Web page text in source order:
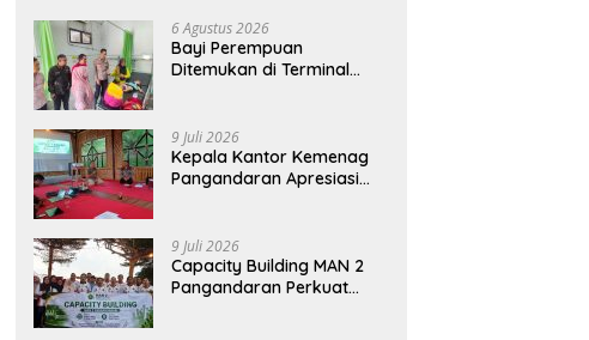
Ngobrol Bareng Seputar
Kesehatan “Stop !! Bahaya
Penggunaan Obat Tanpa
Resep”
Pandega Pangandaran Ajak
Masyarakat Bersatu Dalam
6 Agustus 2026
Bayi Perempuan
Ditemukan di Terminal
9 Juli 2026
Kepala Kantor Kemenag
Pangandaran Apresiasi
Pangandaran, Tekankan
Pentingnya Sinergi Antar
Lini
9 Juli 2026
Capacity Building MAN 2
Pangandaran Perkuat